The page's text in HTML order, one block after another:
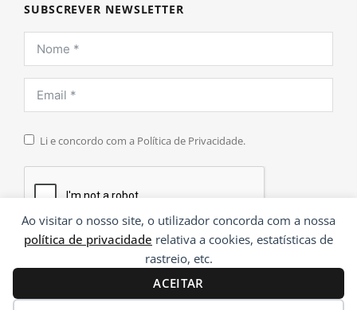
Ao visitar o nosso site, o utilizador concorda com a nossa
política de privacidade relativa a cookies, estatísticas de
rastreio, etc.
ACEITAR
SUBSCREVER NEWSLETTER
Li e concordo com a Política de Privacidade.
INSCREVER